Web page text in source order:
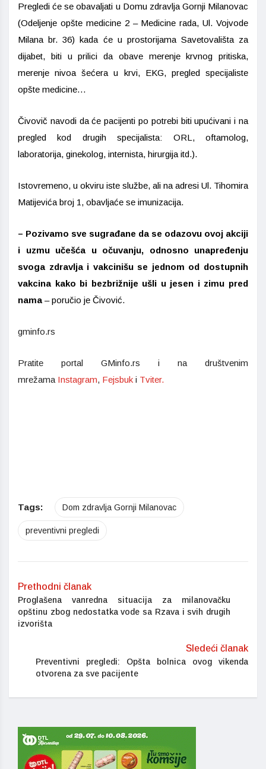
Pregledi će se obavaljati u Domu zdravlja Gornji Milanovac
(Odeljenje opšte medicine 2 – Medicine rada, Ul. Vojvode
Milana br. 36) kada će u prostorijama Savetovališta za
dijabet, biti u prilici da obave merenje krvnog pritiska,
merenje nivoa šećera u krvi, EKG, pregled specijaliste
opšte medicine…
Čivovič navodi da će pacijenti po potrebi biti upućivani i na
pregled kod drugih specijalista: ORL, oftamolog,
laboratorija, ginekolog, internista, hirurgija itd.).
Istovremeno, u okviru iste službe, ali na adresi Ul. Tihomira
Matijevića broj 1, obavljaće se imunizacija.
– Pozivamo sve sugrađane da se odazovu ovoj akciji
i uzmu učešća u očuvanju, odnosno unapređenju
svoga zdravlja i vakcinišu se jednom od dostupnih
vakcina kako bi bezbrižnije ušli u jesen i zimu pred
nama – poručio je Čivović.
gminfo.rs
Pratite portal GMinfo.rs i na društvenim
mrežama Instagram, Fejsbuk i Tviter.
Tags: Dom zdravlja Gornji Milanovac
preventivni pregledi
Prethodni članak
Proglašena vanredna situacija za milanovačku
opštinu zbog nedostatka vode sa Rzava i svih drugih
izvorišta
Sledeći članak
Preventivni pregledi: Opšta bolnica ovog vikenda
otvorena za sve pacijente